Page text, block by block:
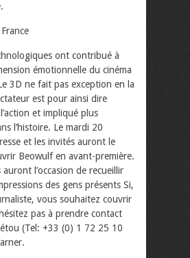
ont contribué à
émotionnelle du cinéma
3D ne fait pas exception en la
est pour ainsi dire
et impliqué plus
l’histoire. Le mardi 20
et les invités auront le
Beowulf en avant-première.
auront l’occasion de recueillir
des gens présents Si,
vous souhaitez couvrir
pas à prendre contact
(Tel: +33 (0) 1 72 25 10